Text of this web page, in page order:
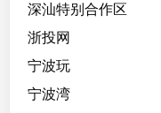
深汕特别合作区
浙投网
宁波玩
宁波湾